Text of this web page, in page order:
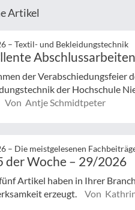
Artikel
– Textil- und Bekleidungstechnik
der Verabschiedungsfeier
der Hochschule
Von Antje Schmidtpeter
– Die meistgelesenen
der Woche – 29/2026
Artikel haben in Ihrer
erzeugt.
Von